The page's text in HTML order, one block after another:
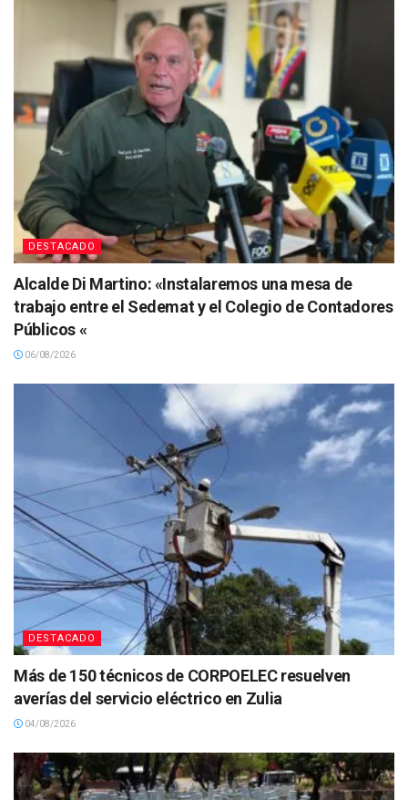
DESTACADO
Alcalde Di Martino: «Instalaremos una mesa de
trabajo entre el Sedemat y el Colegio de Contadores
Públicos «
06/08/2026
DESTACADO
Más de 150 técnicos de CORPOELEC resuelven
averías del servicio eléctrico en Zulia
04/08/2026